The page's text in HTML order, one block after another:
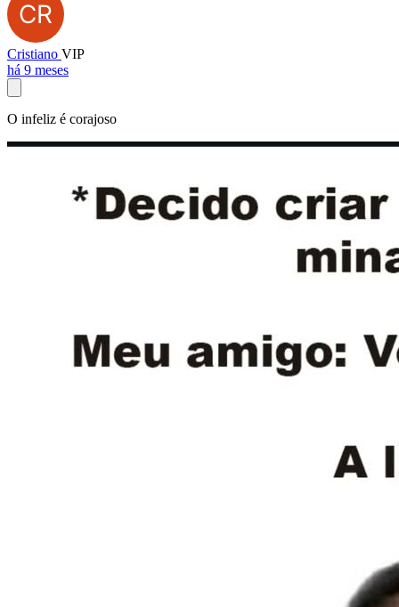
Cristiano VIP
há 9 meses
O infeliz é corajoso